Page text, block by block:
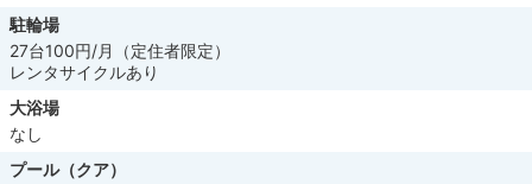
駐輪場
27台100円/月（定住者限定）
レンタサイクルあり
大浴場
なし
プール（クア）